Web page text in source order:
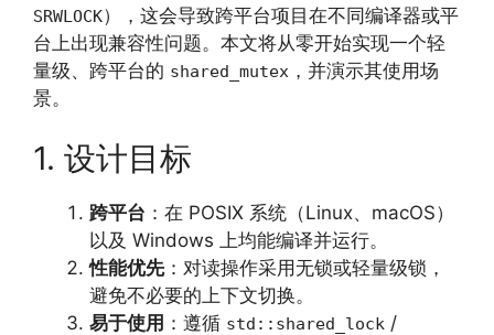
SRWLOCK），这会导致跨平台项目在不同编译器或平
台上出现兼容性问题。本文将从零开始实现一个轻
量级、跨平台的 shared_mutex ，并演示其使用场
景。
1. 设计目标
跨平台 ：在 POSIX 系统（Linux、macOS）
以及 Windows 上均能编译并运行。
性能优先：对读操作采用无锁或轻量级锁，
避免不必要的上下文切换。
易于使用 ：遵循 std::shared_lock /